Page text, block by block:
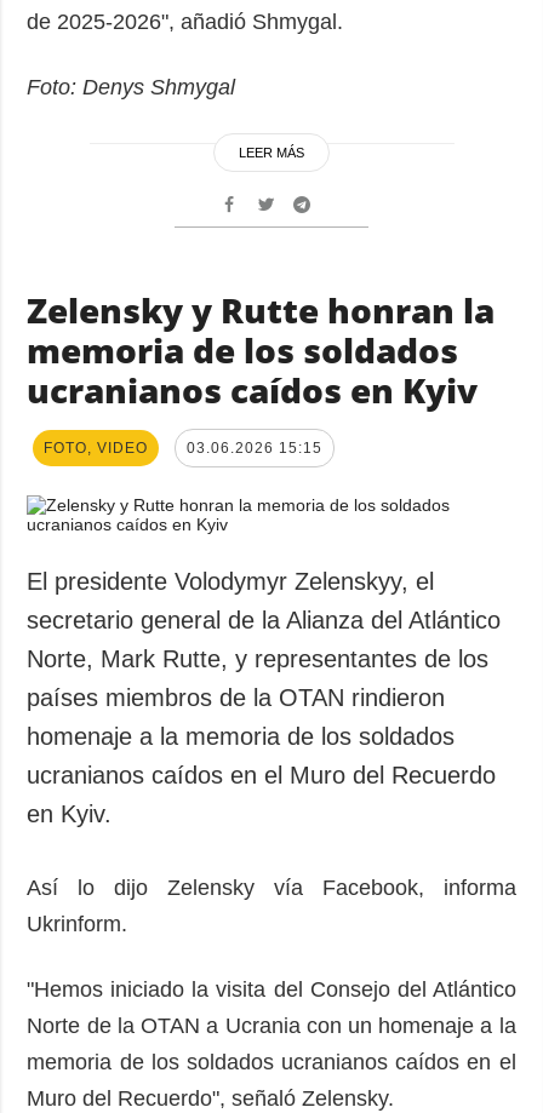
de 2025-2026", añadió Shmygal.
Foto: Denys Shmygal
LEER MÁS
Zelensky y Rutte honran la
memoria de los soldados
ucranianos caídos en Kyiv
FOTO, VIDEO 03.06.2026 15:15
El presidente Volodymyr Zelenskyy, el
secretario general de la Alianza del Atlántico
Norte, Mark Rutte, y representantes de los
países miembros de la OTAN rindieron
homenaje a la memoria de los soldados
ucranianos caídos en el Muro del Recuerdo
en Kyiv.
Así lo dijo Zelensky vía Facebook, informa
Ukrinform.
"Hemos iniciado la visita del Consejo del Atlántico
Norte de la OTAN a Ucrania con un homenaje a la
memoria de los soldados ucranianos caídos en el
Muro del Recuerdo", señaló Zelensky.